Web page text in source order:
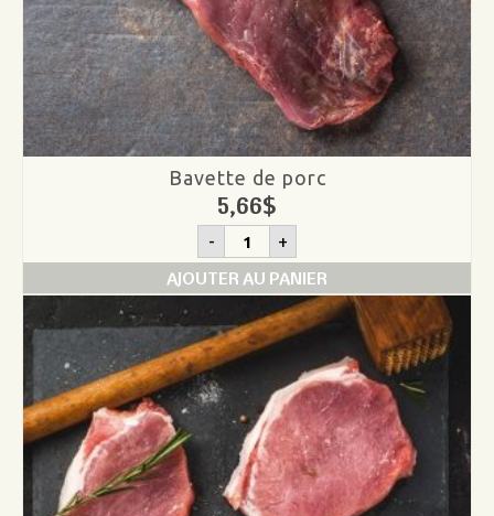
Bavette de porc
5,66$
- quantité
de
Bavette
de
porc
+
AJOUTER AU PANIER